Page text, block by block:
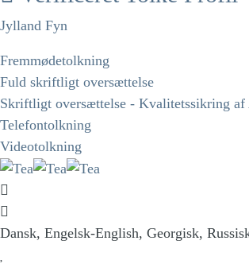
Jylland Fyn
Fremmødetolkning
Fuld skriftligt oversættelse
Skriftligt oversættelse - Kvalitetssikring af
Telefontolkning
Videotolkning
Dansk, Engelsk-English, Georgisk,